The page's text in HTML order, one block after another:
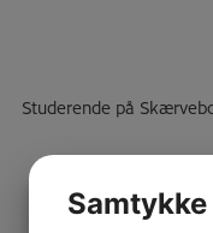
Studerende på